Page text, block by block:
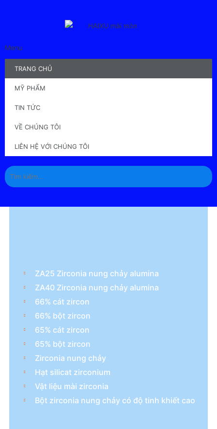
Menu
TRANG CHỦ
MỸ PHẨM
TIN TỨC
VỀ CHÚNG TÔI
LIÊN HỆ VỚI CHÚNG TÔI
ZA25 Zirconia nung chảy alumina
ZA40 Zirconia nung chảy alumina
66% cát zircon
66% bột zircon
65% cát zircon
65% bột zircon
Zirconia nung chảy
Hạt silicat zirconium
Vật liệu mài zirconia
Bột zirconia nung chảy có độ tinh khiết cao